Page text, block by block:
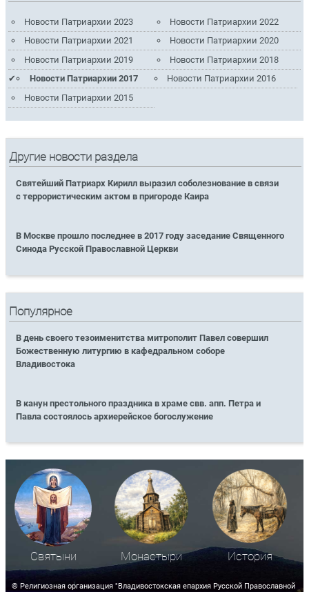
Новости Патриархии 2023
Новости Патриархии 2022
Новости Патриархии 2021
Новости Патриархии 2020
Новости Патриархии 2019
Новости Патриархии 2018
Новости Патриархии 2017
Новости Патриархии 2016
Новости Патриархии 2015
Другие новости раздела
Святейший Патриарх Кирилл выразил соболезнование в связи
с террористическим актом в пригороде Каира
В Москве прошло последнее в 2017 году заседание Священного
Синода Русской Православной Церкви
Популярное
В день своего тезоименитства митрополит Павел совершил
Божественную литургию в кафедральном соборе
Владивостока
В канун престольного праздника в храме свв. апп. Петра и
Павла состоялось архиерейское богослужение
Святыни Монастыри История
© Религиозная организация "Владивостокская епархия Русской Православной